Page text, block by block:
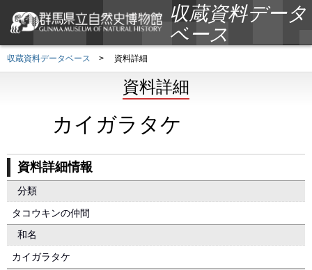
収蔵資料データ
ベース
収蔵資料データベース > 資料詳細
資料詳細
カイガラタケ
資料詳細情報
分類
タコウキンの仲間
和名
カイガラタケ